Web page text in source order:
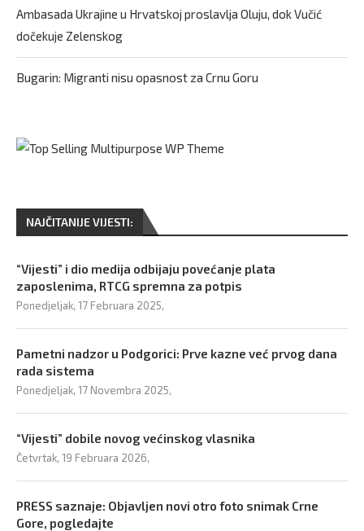
Ambasada Ukrajine u Hrvatskoj proslavlja Oluju, dok Vučić
dočekuje Zelenskog
Bugarin: Migranti nisu opasnost za Crnu Goru
NAJČITANIJE VIJESTI:
“Vijesti” i dio medija odbijaju povećanje plata
zaposlenima, RTCG spremna za potpis
Ponedjeljak, 17 Februara 2025,
Pametni nadzor u Podgorici: Prve kazne već prvog dana
rada sistema
Ponedjeljak, 17 Novembra 2025,
“Vijesti” dobile novog većinskog vlasnika
Četvrtak, 19 Februara 2026,
PRESS saznaje: Objavljen novi otro foto snimak Crne
Gore, pogledajte